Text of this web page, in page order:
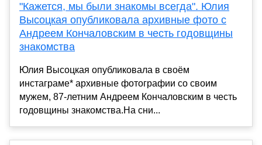
"Кажется, мы были знакомы всегда". Юлия
Высоцкая опубликовала архивные фото с
Андреем Кончаловским в честь годовщины
знакомства
Юлия Высоцкая опубликовала в своём
инстаграме* архивные фотографии со своим
мужем, 87-летним Андреем Кончаловским в честь
годовщины знакомства.На сни...